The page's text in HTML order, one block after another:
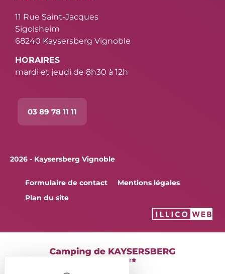
11 Rue Saint-Jacques
Sigolsheim
68240 Kaysersberg Vignoble
HORAIRES
mardi et jeudi de 8h30 à 12h
03 89 78 11 11
2026 - Kaysersberg Vignoble
Formulaire de contact
Mentions légales
Plan du site